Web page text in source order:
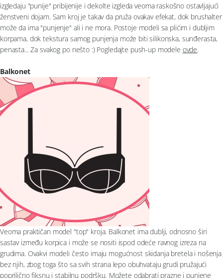
izgledaju "punije" pribijenije i dekolte izgleda veoma raskošno ostavljajući
ženstveni dojam. Sam kroj je takav da pruža ovakav efekat, dok brushalter
može da ima "punjenje" ali i ne mora. Postoje modeli sa plićim i dubljim
korpama, dok tekstura samog punjenja može biti silikonska, sunđerasta,
penasta... Za svakog po nešto :) Pogledajte push-up modele ovde.
Balkonet
Veoma praktičan model "top" kroja. Balkonet ima dublji, odnosno širi
sastav između korpica i može se nositi ispod odeće ravnog izreza na
grudima. Ovakvi modeli često imaju mogućnost skidanja bretela i nošenja
bez njih, zbog toga što sa svih strana lepo obuhvataju grudi pružajući
poprilično fiksnu i stabilnu podršku. Možete odabrati prazne i punjene